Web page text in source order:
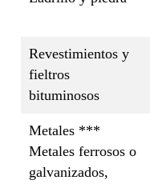
Revestimientos y
fieltros
bituminosos
Metales ***
Metales ferrosos o
galvanizados,